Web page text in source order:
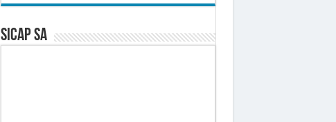
SICAP SA